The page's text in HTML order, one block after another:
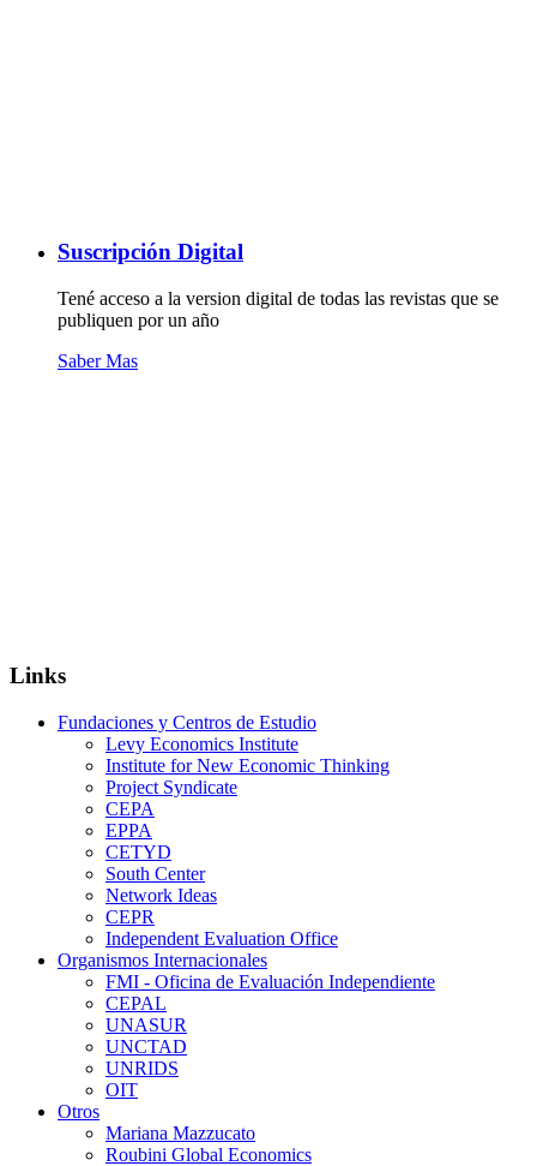
Suscripción Digital
Tené acceso a la version digital de todas las revistas que se
publiquen por un año
Saber Mas
Links
Fundaciones y Centros de Estudio
Levy Economics Institute
Institute for New Economic Thinking
Project Syndicate
CEPA
EPPA
CETYD
South Center
Network Ideas
CEPR
Independent Evaluation Office
Organismos Internacionales
FMI - Oficina de Evaluación Independiente
CEPAL
UNASUR
UNCTAD
UNRIDS
OIT
Otros
Mariana Mazzucato
Roubini Global Economics